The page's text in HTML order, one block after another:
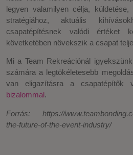
legyen valamilyen célja,
stratégiához, aktuális
csapatépítésnek valódi értéket
követketében növekszik a csapat
Mi a Team Rekreációnál
számára a legtökéletesebb
van eligazításra a csapatépítők
bizalommal.
Forrás: https://
the-future-of-the-event-industry/